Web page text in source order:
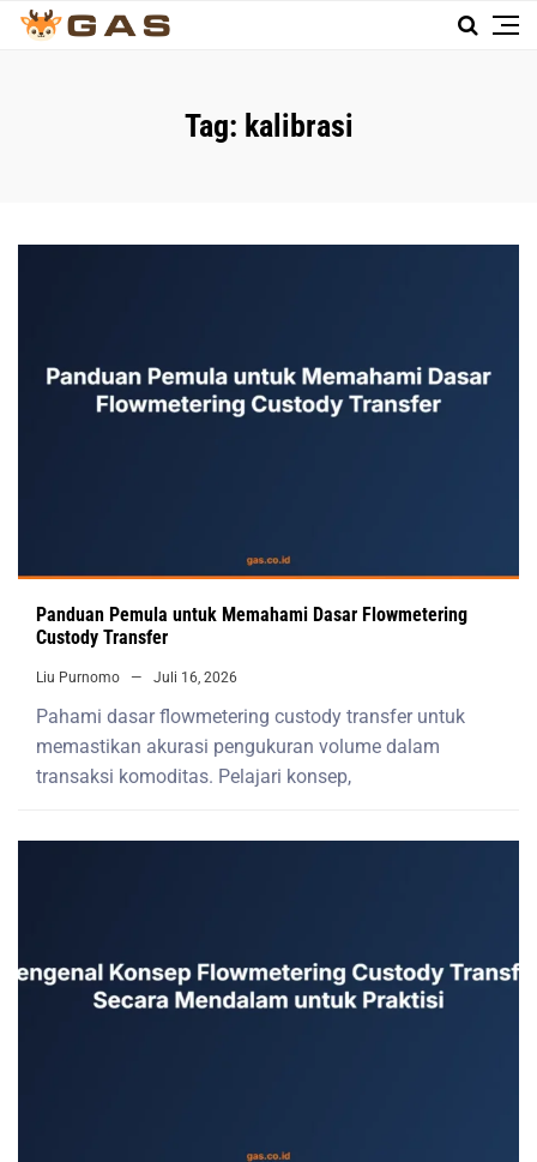
Tag: kalibrasi
Panduan Pemula untuk Memahami Dasar Flowmetering
Custody Transfer
Liu Purnomo Juli 16, 2026
Pahami dasar flowmetering custody transfer untuk
memastikan akurasi pengukuran volume dalam
transaksi komoditas. Pelajari konsep,